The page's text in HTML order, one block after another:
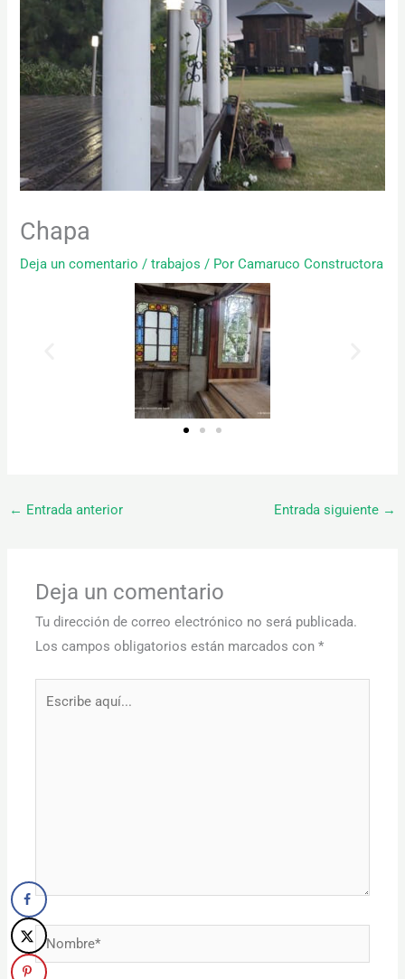
Chapa
Deja un comentario /trabajos / PorCamaruco Constructora
← Entrada anterior Entrada siguiente →
Deja un comentario
Tu dirección de correo electrónico no será publicada.
Los campos obligatorios están marcados con*
Nombre*